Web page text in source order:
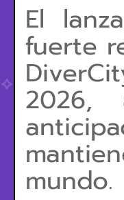
El
fuerte
2026,
mundo.